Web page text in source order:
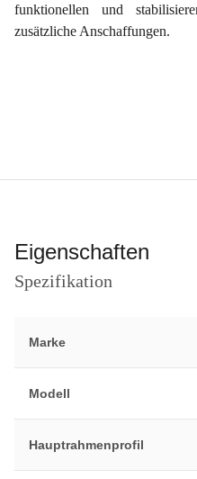
funktionellen und
zusätzliche Anschaffungen.
Eigenschaften
Spezifikation
Marke
Modell
Hauptrahmenprofil